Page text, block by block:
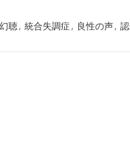
幻聴, 統合失調症 , 良性の声,